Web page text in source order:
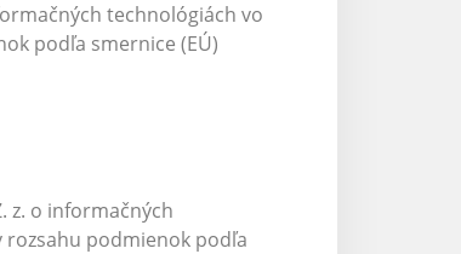
technológiách vo
podľa smernice (EÚ)
z. o informačných
podmienok podľa